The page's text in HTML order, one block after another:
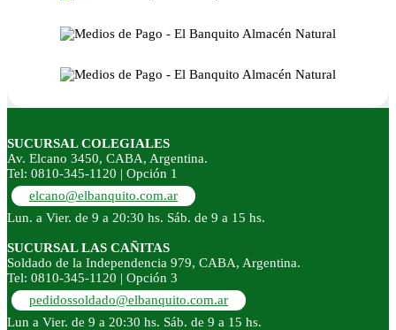
SUCURSAL COLEGIALES
Av. Elcano 3450, CABA, Argentina.
Tel: 0810-345-1120 | Opción 1
elcano@elbanquito.com.ar
Lun. a Vier. de 9 a 20:30 hs. Sáb. de 9 a 15 hs.
SUCURSAL LAS CAÑITAS
Soldado de la Independencia 979, CABA, Argentina.
Tel: 0810-345-1120 | Opción 3
pedidossoldado@elbanquito.com.ar
Lun a Vier. de 9 a 20:30 hs. Sáb. de 9 a 15 hs.